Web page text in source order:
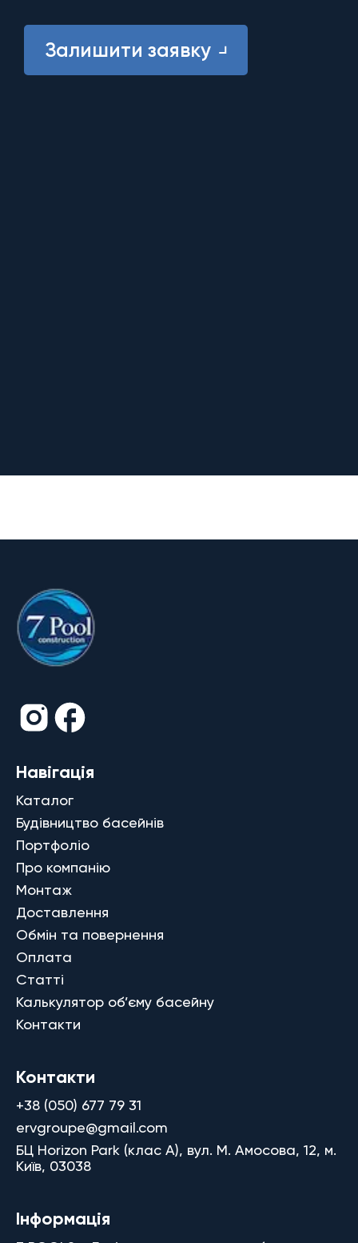
Залишити заявку
Навігація
Каталог
Будівництво басейнів
Портфоліо
Про компанію
Монтаж
Доставлення
Обмін та повернення
Оплата
Статті
Калькулятор об’єму басейну
Контакти
Контакти
+38 (050) 677 79 31
ervgroupe@gmail.com
БЦ Horizon Park (клас A), вул. М. Амосова, 12, м.
Київ, 03038
Інформація